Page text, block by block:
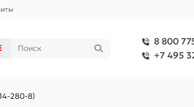
8 800
+7 495
280-8)